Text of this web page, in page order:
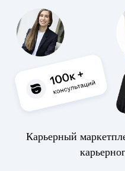
Карьерный